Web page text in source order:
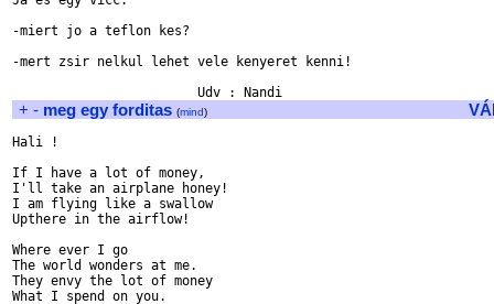
-miert jo a teflon kes?
-mert zsir nelkul lehet vele kenyeret kenni!
+ - meg egy forditas (mind)
Hali !
If I have a lot of money,
I'll take an airplane honey!
I am flying like a swallow
Upthere in the airflow!
Where ever I go
The world wonders at me.
They envy the lot of money
What I spend on you.